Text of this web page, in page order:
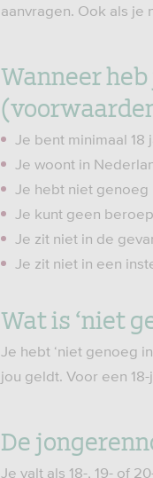
aanvragen. Ook als je
Wanneer
Je bent minimaal 18
Je woont in
Je hebt niet
Je kunt geen
Je zit niet in de
Je zit niet in een
Wat is ‘niet
Je hebt ‘niet genoeg
jou geldt. Voor een
De
Je valt als 18-, 19- of